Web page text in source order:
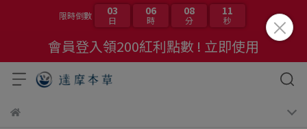
限時倒數 03
日
06
時
08
分
10
秒
會員登入領200紅利點數 ! 立即使用